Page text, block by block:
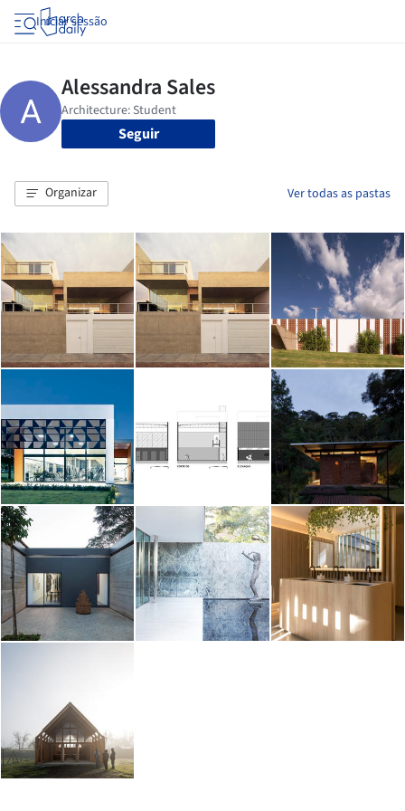
Iniciar sessão
Seguir
Organizar Ver todas as pastas